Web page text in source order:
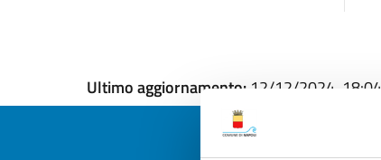
Ultimo aggiornamento: 12/12/2024, 18:04